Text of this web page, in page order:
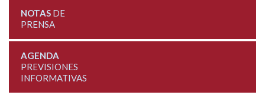
NOTASDE
PRENSA
AGENDA
PREVISIONES
INFORMATIVAS